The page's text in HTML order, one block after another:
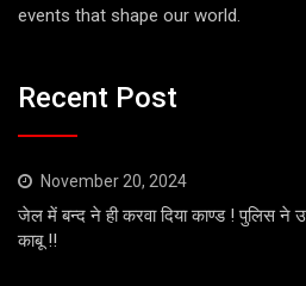
events that shape our world.
Recent Post
November 20, 2024
जेल में बन्द ने ही करवा दिया काण्ड ! पुलिस ने
काबू !!